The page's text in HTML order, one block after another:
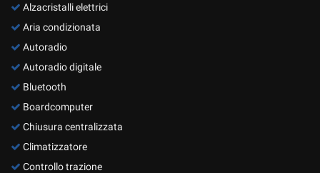
Alzacristalli elettrici
Aria condizionata
Autoradio
Autoradio digitale
Bluetooth
Boardcomputer
Chiusura centralizzata
Climatizzatore
Controllo trazione